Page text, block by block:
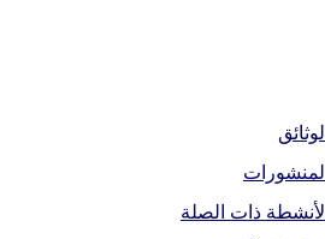
الوثائق
المنشورات
الأنشطة ذات الصلة